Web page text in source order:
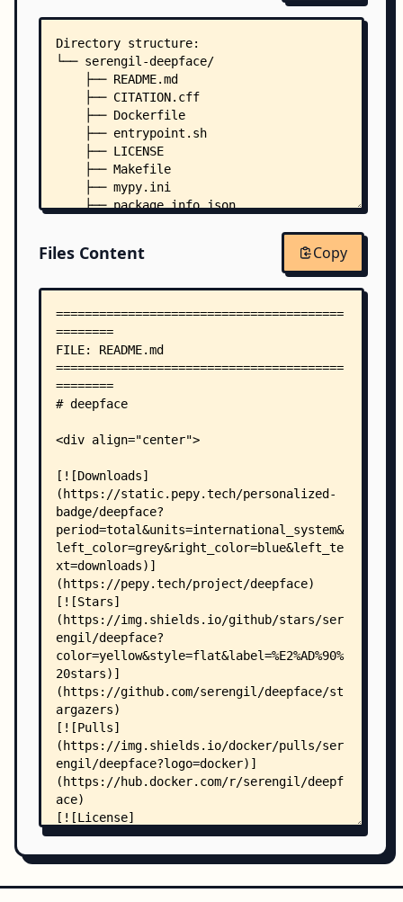
Directory structure:
└── serengil-deepface/
    ├── README.md
    ├── CITATION.cff
    ├── Dockerfile
    ├── entrypoint.sh
    ├── LICENSE
    ├── Makefile
    ├── mypy.ini
    ├── package_info.json
    ├── requirements_additional.txt
    ├── setup.py
    ├── .pylintrc
    ├── benchmarks/
    │   ├── README.md
    │   └── Perform-Experiments.ipynb
    ├── boosted/
│   └── Perform-Boosting-Experiments-
    │   ├── __init__.py
    │   ├── api/
    │   │   ├── __init__.py
    │   │   ├── .env.example
    │   │   ├── postman/
│   │   │   └── deepface-
    │   │   └── src/
    │   │       ├── __init__.py
    │   │       ├── app.py
    │   │       ├── dependencies/
    │   │       │   ├── __init__.py
    │   │       │   ├── container.py
    │   │       │   └── variables.py
    │   │       └── modules/
    │   │           ├── __init__.py
    │   │           ├── auth/
    │   │           │   ├── __init__.py
    │   │           │   └── service.py
    │   │           └── core/
    │   │               ├── __init__.py
    │   │               ├── routes.py
    │   │               └── service.py
    │   ├── commons/
    │   │   ├── constant.py
Files Content Copy